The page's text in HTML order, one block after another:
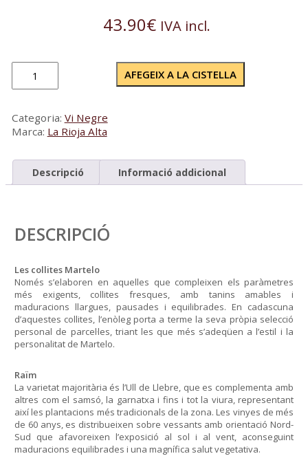
43.90€ IVA incl.
Reserva
Magnum
AFEGEIX A LA CISTELLA
Categoria: Vi Negre
Marca: La Rioja Alta
Descripció Informació addicional
DESCRIPCIÓ
Les collites Martelo
Només s’elaboren en aquelles que compleixen els paràmetres
més exigents, collites fresques, amb tanins amables i
maduracions llargues, pausades i equilibrades. En cadascuna
d’aquestes collites, l’enòleg porta a terme la seva pròpia selecció
personal de parcel·les, triant les que més s’adeqüen a l’estil i la
personalitat de Martelo.
Raïm
La varietat majoritària és l’Ull de Llebre, que es complementa amb
altres com el samsó, la garnatxa i fins i tot la viura, representant
així les plantacions més tradicionals de la zona. Les vinyes de més
de 60 anys, es distribueixen sobre vessants amb orientació Nord-
Sud que afavoreixen l’exposició al sol i al vent, aconseguint
maduracions equilibrades i una magnífica salut vegetativa.